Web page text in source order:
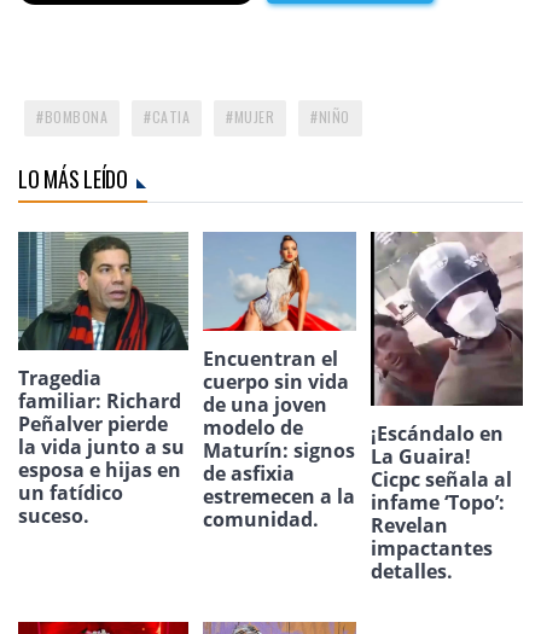
BOMBONA CATIA MUJER NIÑO
LO MÁS LEÍDO
Tragedia
familiar: Richard
Peñalver pierde
la vida junto a su
esposa e hijas en
un fatídico
suceso.
Encuentran el
cuerpo sin vida
de una joven
modelo de
Maturín: signos
de asfixia
estremecen a la
comunidad.
¡Escándalo en
La Guaira!
Cicpc señala al
infame ‘Topo’:
Revelan
impactantes
detalles.